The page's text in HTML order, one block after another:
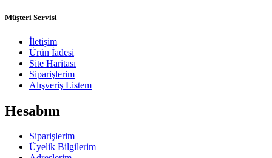
Müşteri Servisi
İletişim
Ürün İadesi
Site Haritası
Siparişlerim
Alışveriş Listem
Hesabım
Siparişlerim
Üyelik Bilgilerim